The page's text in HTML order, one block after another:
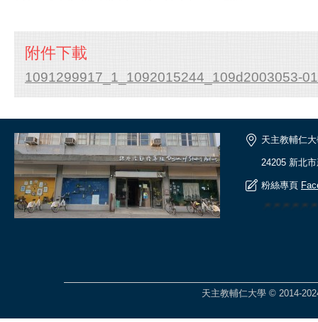
附件下載
1091299917_1_1092015244_109d2003053-
天主教輔仁
24205 新北
粉絲專頁
天主教輔仁大學 © 2014-